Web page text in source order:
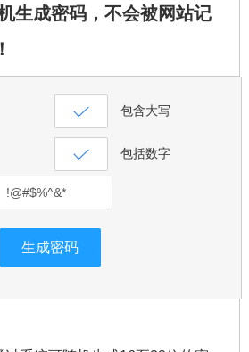
生成密码，不会被网站记
包含大写
包括数字
生成密码